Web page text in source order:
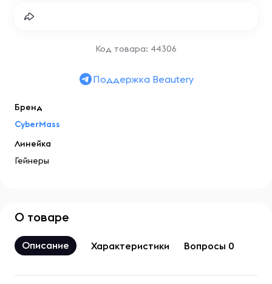
Код товара: 44306
Поддержка Beautery
Бренд
CyberMass
Линейка
Гейнеры
О товаре
Описание Характеристики Вопросы 0